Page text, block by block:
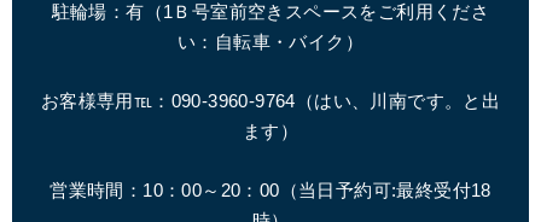
駐輪場：有（1Ｂ号室前空きスペースをご利用くださ
い：自転車・バイク）
お客様専用℡：090-3960-9764（はい、川南です。と出
ます）
営業時間：10：00～20：00（当日予約可:最終受付18